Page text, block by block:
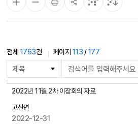
전체 1763건 페이지 113 /177
물
색사
2022년 11월 2차 이장회의 자료
고산면
2022-12-31